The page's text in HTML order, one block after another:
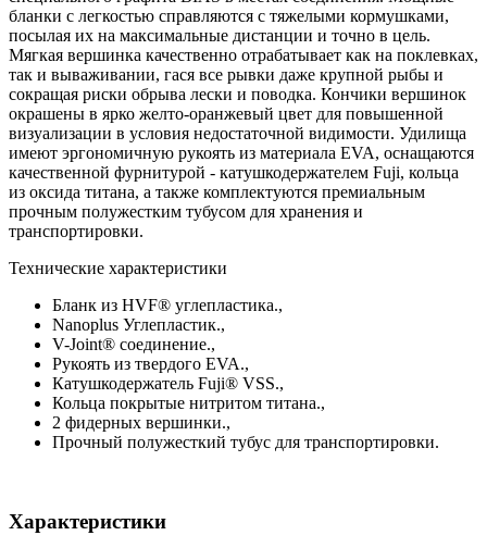
бланки с легкостью справляются с тяжелыми кормушками,
посылая их на максимальные дистанции и точно в цель.
Мягкая вершинка качественно отрабатывает как на поклевках,
так и вываживании, гася все рывки даже крупной рыбы и
сокращая риски обрыва лески и поводка. Кончики вершинок
окрашены в ярко желто-оранжевый цвет для повышенной
визуализации в условия недостаточной видимости. Удилища
имеют эргономичную рукоять из материала EVA, оснащаются
качественной фурнитурой - катушкодержателем Fuji, кольца
из оксида титана, а также комплектуются премиальным
прочным полужестким тубусом для хранения и
транспортировки.
Технические характеристики
Бланк из HVF® углепластика.,
Nanoplus Углепластик.,
V-Joint® соединение.,
Рукоять из твердого EVA.,
Катушкодержатель Fuji® VSS.,
Кольца покрытые нитритом титана.,
2 фидерных вершинки.,
Прочный полужесткий тубус для транспортировки.
Характеристики